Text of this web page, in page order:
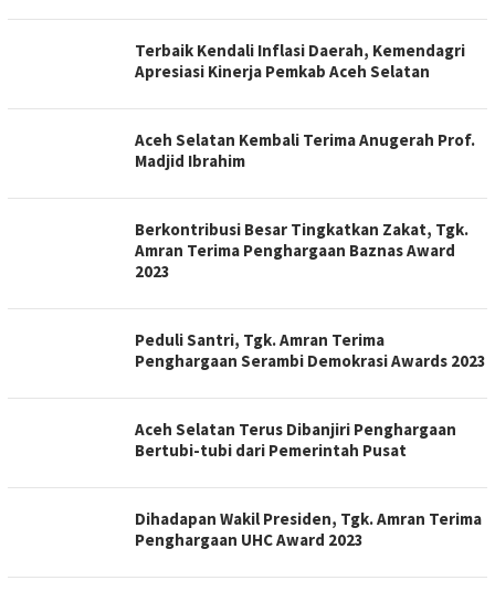
Terbaik Kendali Inflasi Daerah, Kemendagri
Apresiasi Kinerja Pemkab Aceh Selatan
Aceh Selatan Kembali Terima Anugerah Prof.
Madjid Ibrahim
Berkontribusi Besar Tingkatkan Zakat, Tgk.
Amran Terima Penghargaan Baznas Award
2023
Peduli Santri, Tgk. Amran Terima
Penghargaan Serambi Demokrasi Awards 2023
Aceh Selatan Terus Dibanjiri Penghargaan
Bertubi-tubi dari Pemerintah Pusat
Dihadapan Wakil Presiden, Tgk. Amran Terima
Penghargaan UHC Award 2023